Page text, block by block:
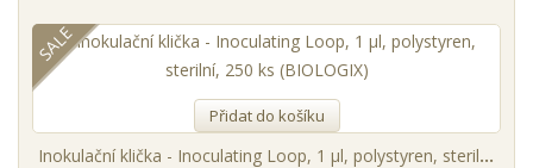
SALE
Přidat do košíku
Inokulační klička - Inoculating Loop, 1 µl, polystyren, sterilní, 250 ks (BIOLOGIX)